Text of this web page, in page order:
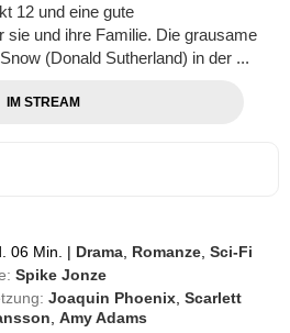
12 und eine gute
sie und ihre Familie. Die grausame
(Donald Sutherland) in der ...
IM STREAM
06 Min. | Drama Romanze ,Sci-Fi
Spike Jonze
Joaquin Phoenix ,Scarlett
,Amy Adams